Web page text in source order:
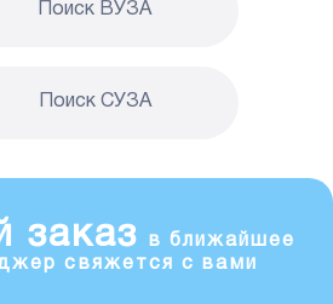
Поиск ВУЗА
Поиск CУЗА
заказ
в ближайшее
свяжется с вами